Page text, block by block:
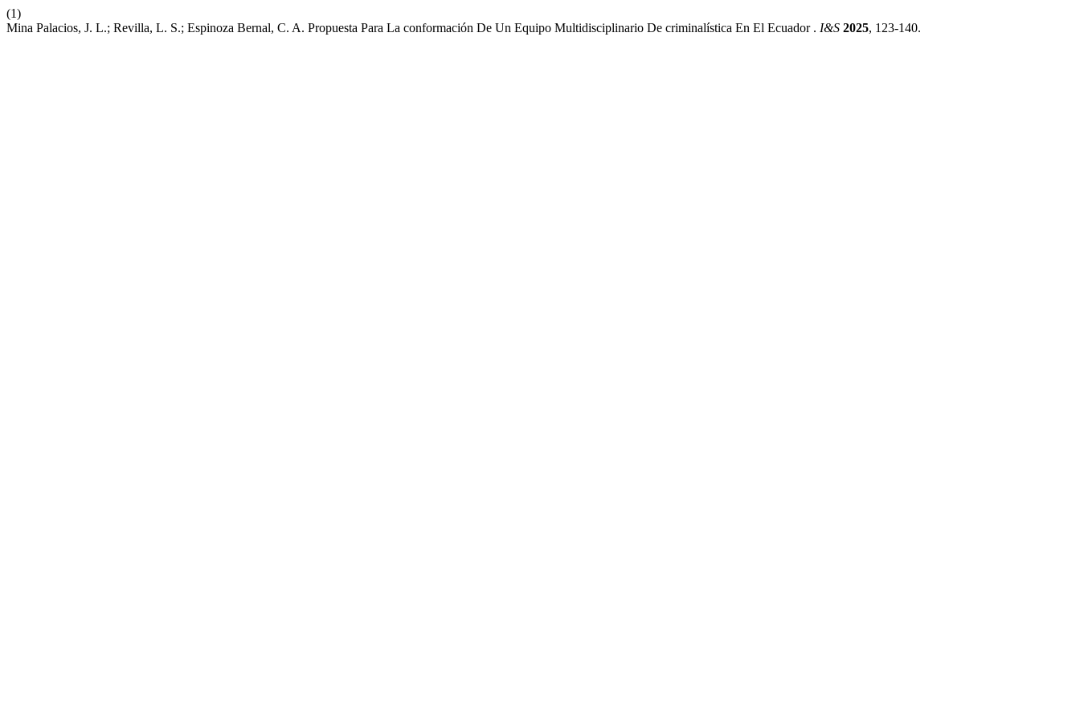
(1)
Mina Palacios, J. L.; Revilla, L. S.; Espinoza Bernal, C. A. Propuesta Para La conformación De Un Equipo Multidisciplinario De criminalística En El Ecuador . I&S 2025, 123-140.